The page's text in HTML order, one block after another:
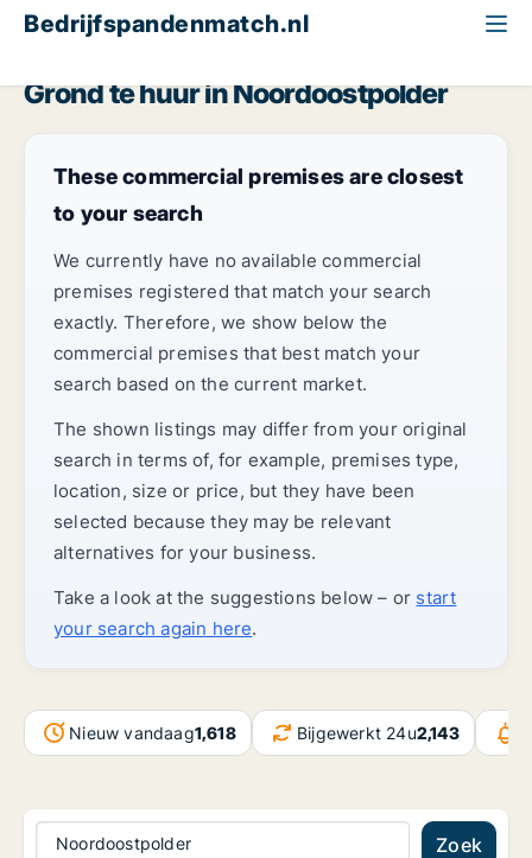
Bedrijfspandenmatch.nl
Grond te huur in Noordoostpolder
These commercial premises are closest
to your search
We currently have no available commercial
premises registered that match your search
exactly. Therefore, we show below the
commercial premises that best match your
search based on the current market.
The shown listings may differ from your original
search in terms of, for example, premises type,
location, size or price, but they have been
selected because they may be relevant
alternatives for your business.
Take a look at the suggestions below – or start
your search again here.
Nieuw vandaag1,618 Bijgewerkt 24u2,143
Noordoostpolder Zoek